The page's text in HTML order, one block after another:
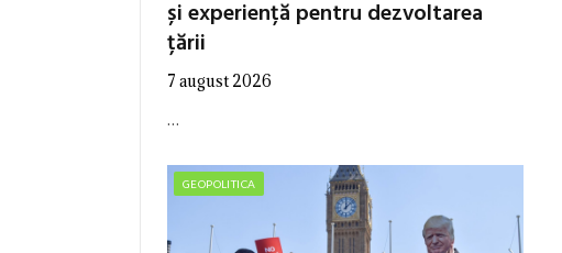
și experiență pentru dezvoltarea
țării
7 august 2026
…
GEOPOLITICA